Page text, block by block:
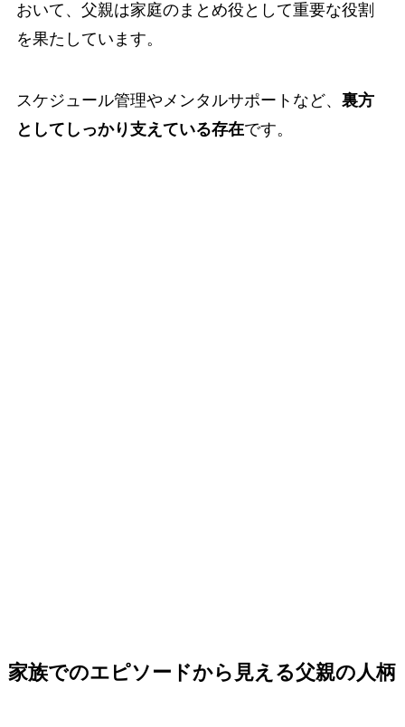
おいて、父親は家庭のまとめ役として重要な役割
を果たしています。
スケジュール管理やメンタルサポートなど、 裏方
としてしっかり支えている存在です。
家族でのエピソードから見える父親の人柄